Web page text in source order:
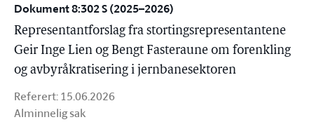
Dokument 8:302 S (2025–2026)
Representantforslag fra stortingsrepresentantene
Geir Inge Lien og Bengt Fasteraune om forenkling
og avbyråkratisering i jernbanesektoren
Referert:15.06.2026
Alminnelig sak